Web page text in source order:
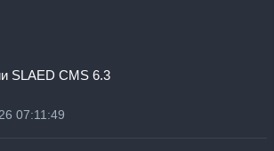
SLAED CMS 6.3
07:11:49